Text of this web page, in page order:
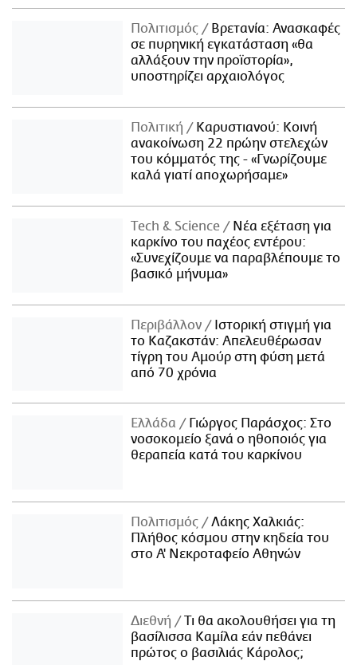
Πολιτισμός
Βρετανία: Ανασκαφές
σε πυρηνική εγκατάσταση «θα
αλλάξουν την προϊστορία»,
υποστηρίζει αρχαιολόγος
Πολιτική
Καρυστιανού: Κοινή
ανακοίνωση 22 πρώην στελεχών
του κόμματός της - «Γνωρίζουμε
καλά γιατί αποχωρήσαμε»
Τech & Science
Νέα εξέταση για
καρκίνο του παχέος εντέρου:
«Συνεχίζουμε να παραβλέπουμε το
βασικό μήνυμα»
Περιβάλλον
Ιστορική στιγμή για
το Καζακστάν: Απελευθέρωσαν
τίγρη του Αμούρ στη φύση μετά
από 70 χρόνια
Ελλάδα
Γιώργος Παράσχος: Στο
νοσοκομείο ξανά ο ηθοποιός για
θεραπεία κατά του καρκίνου
Πολιτισμός
Λάκης Χαλκιάς:
Πλήθος κόσμου στην κηδεία του
στο Α' Νεκροταφείο Αθηνών
Διεθνή
Τι θα ακολουθήσει για τη
βασίλισσα Καμίλα εάν πεθάνει
πρώτος ο βασιλιάς Κάρολος;